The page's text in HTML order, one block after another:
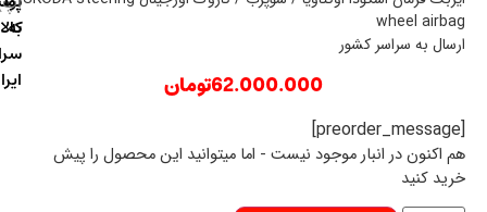
wheel
به سراسر کشور
62.000.000تومان
در انبار موجود نیست - اما میتوانید این محصول را پیش
کنید
سراسر